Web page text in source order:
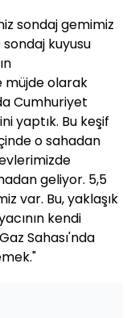
sondaj gemimiz
kuyusu
müjde olarak
Cumhuriyet
yaptık. Bu keşif
o sahadan
geliyor. 5,5
var. Bu, yaklaşık
kendi
Sahası'nda